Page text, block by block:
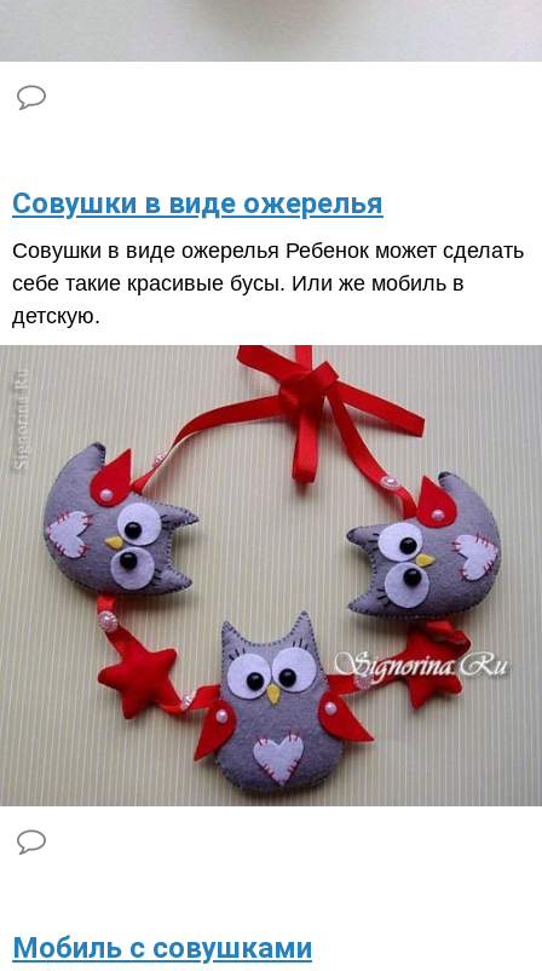
​Совушки в виде ожерелья
Совушки в виде ожерелья Ребенок может сделать
себе такие красивые бусы. Или же мобиль в
детскую.
​Мобиль с совушками